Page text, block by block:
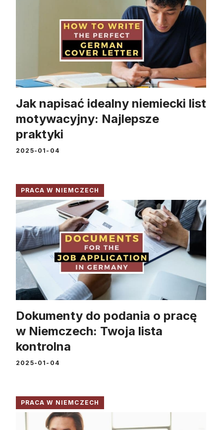
Jak napisać idealny niemiecki list
motywacyjny: Najlepsze
praktyki
2025-01-04
PRACA W NIEMCZECH
Dokumenty do podania o pracę
w Niemczech: Twoja lista
kontrolna
2025-01-04
PRACA W NIEMCZECH